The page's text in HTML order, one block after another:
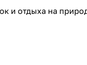
и отдыха на